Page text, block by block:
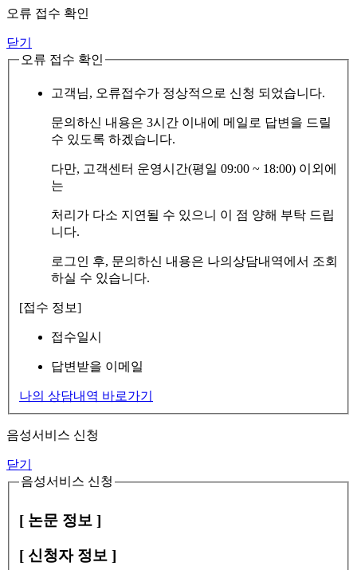
오류 접수 확인
닫기
오류 접수 확인
고객님, 오류접수가 정상적으로 신청 되었습니다.
문의하신 내용은 3시간 이내에 메일로 답변을 드릴
수 있도록 하겠습니다.
다만, 고객센터 운영시간(평일 09:00 ~ 18:00) 이외에
는
처리가 다소 지연될 수 있으니 이 점 양해 부탁 드립
니다.
로그인 후, 문의하신 내용은 나의상담내역에서 조회
하실 수 있습니다.
[접수 정보]
접수일시
답변받을 이메일
나의 상담내역 바로가기
음성서비스 신청
닫기
음성서비스 신청
[ 논문 정보 ]
[ 신청자 정보 ]